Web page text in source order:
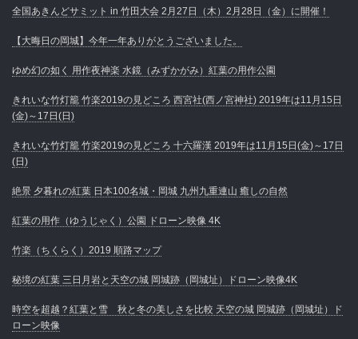
全国あきんどサミット in 竹田大会 2月27日（木）2月28日（金）に開催！
【大晦日の岡城】今年一年ありがとうございました。
ゆめ幻の如く 用作夜神楽 水鏡（みずかがみ）紅葉の用作公園
きれいな竹灯籠 竹楽2019の見どころ 西宮社(西ノ宮神社) 2019年は11月15日
(金)～17日(日)
きれいな竹灯籠 竹楽2019の見どころ 十六羅漢 2019年は11月15日(金)～17日
(日)
絶景 夕暮れの紅葉 日本100名城・岡城 九州九重連山 癒しの自然
紅葉の用作（ゆうじゃく）公園 ドローン映像 4K
竹楽（ちくらく）2019 順路マップ
秘境の紅葉 三日月岩と天空の城 岡城跡（岡城址）ドローン映像4K
時空を超越？紅葉と雪 秋と冬の美しさを比較 天空の城 岡城跡（岡城址）ド
ローン映像